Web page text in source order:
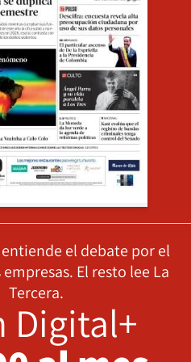
el debate por el
El resto lee La
Tercera.
Digital+